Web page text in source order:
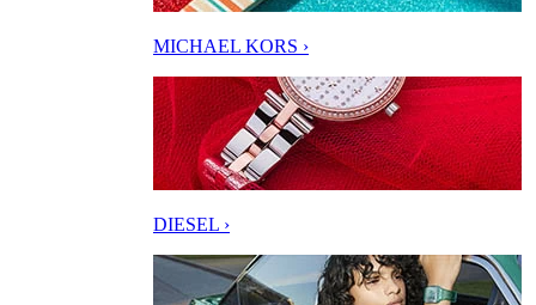
MICHAEL KORS ›
DIESEL ›